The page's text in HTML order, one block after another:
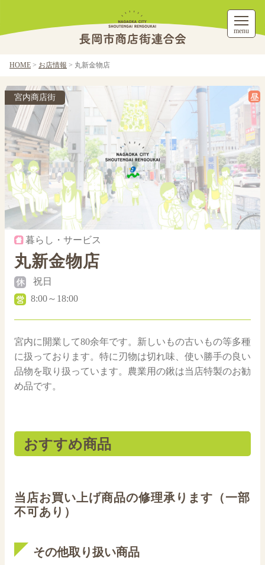
menu
HOME > お店情報 > 丸新金物店
宮内商店街
暮らし・サービス
丸新金物店
祝日
8:00～18:00
宮内に開業して80余年です。新しいもの古いもの等多種
に扱っております。特に刃物は切れ味、使い勝手の良い
品物を取り扱っています。農業用の鍬は当店特製のお勧
め品です。
おすすめ商品
当店お買い上げ商品の修理承ります（一部
不可あり）
その他取り扱い商品